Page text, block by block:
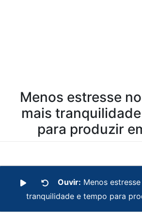
Menos estresse
mais
para produzir
Ouvir: Menos
tranquilidade e tempo para